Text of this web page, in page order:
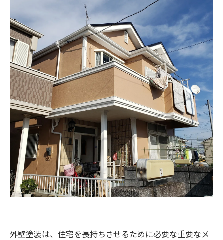
外壁塗装は、住宅を長持ちさせるために必要な重要なメ